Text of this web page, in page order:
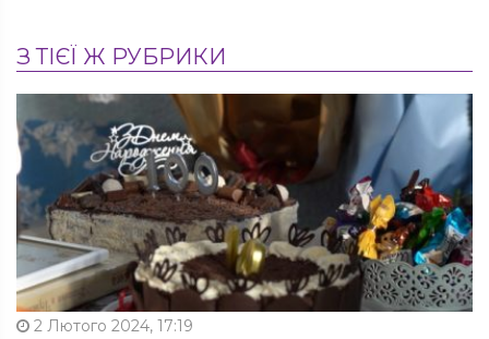
З ТІЄЇ Ж РУБРИКИ
2 Лютого 2024, 17:19